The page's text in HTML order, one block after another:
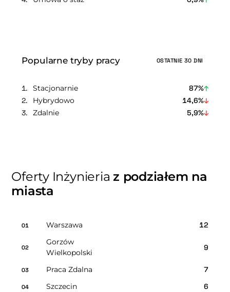
Popularne tryby pracy OSTATNIE 30 DNI
Stacjonarnie
87%
Hybrydowo
14,6%
Zdalnie
5,9%
Oferty Inżynieriaz podziałem na
miasta
01 Warszawa 12
02
Gorzów
Wielkopolski
9
03 Praca Zdalna 7
04 Szczecin 6